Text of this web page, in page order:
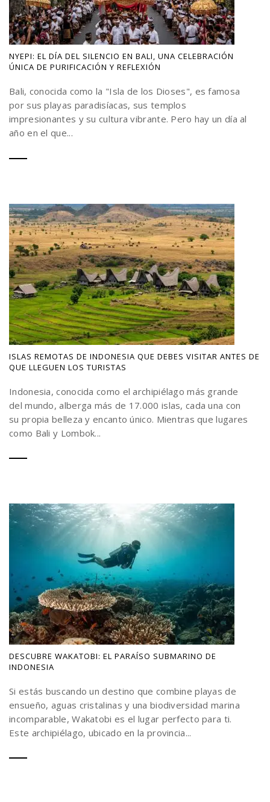
NYEPI: EL DÍA DEL SILENCIO EN BALI, UNA CELEBRACIÓN
ÚNICA DE PURIFICACIÓN Y REFLEXIÓN
Bali, conocida como la "Isla de los Dioses", es famosa
por sus playas paradisíacas, sus templos
impresionantes y su cultura vibrante. Pero hay un día al
año en el que...
ISLAS REMOTAS DE INDONESIA QUE DEBES VISITAR ANTES DE
QUE LLEGUEN LOS TURISTAS
Indonesia, conocida como el archipiélago más grande
del mundo, alberga más de 17.000 islas, cada una con
su propia belleza y encanto único. Mientras que lugares
como Bali y Lombok...
DESCUBRE WAKATOBI: EL PARAÍSO SUBMARINO DE
INDONESIA
Si estás buscando un destino que combine playas de
ensueño, aguas cristalinas y una biodiversidad marina
incomparable, Wakatobi es el lugar perfecto para ti.
Este archipiélago, ubicado en la provincia...